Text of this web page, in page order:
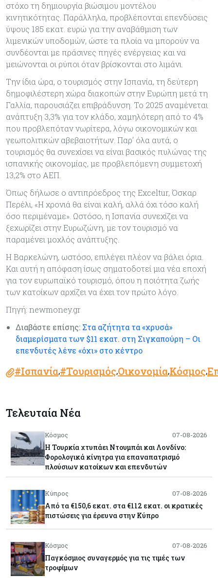
στόχο τη δημιουργία βιώσιμου μοντέλου
κινητικότητας. Παράλληλα, προβλέπονται επενδύσεις
ύψους 185 εκατ. ευρώ για την αναβάθμιση των
λιμενικών υποδομών, ώστε τα πλοία να μπορούν να
συνδέονται με πράσινες πηγές ενέργειας και να
μειώνονται οι ρύποι όταν βρίσκονται στο λιμάνι.
Την ίδια ώρα, ο τουρισμός στην Ισπανία, τη δεύτερη
δημοφιλέστερη χώρα διακοπών στην Ευρώπη μετά τη
Γαλλία, παρουσιάζει επιβράδυνση. Το 2025 αναμένεται
ανάπτυξη 3,3% για τον κλάδο, χαμηλότερη από το 4%
που προβλεπόταν νωρίτερα, λόγω οικονομικών και
γεωπολιτικών αβεβαιοτήτων. Παρ’ όλα αυτά, ο
τουρισμός θα συνεχίσει να είναι βασικός πυλώνας της
ισπανικής οικονομίας, με προβλεπόμενη συμμετοχή
13,2% στο ΑΕΠ.
Όπως δήλωσε ο αντιπρόεδρος της Exceltur, Όσκαρ
Περέλι, «Η χρονιά θα είναι καλή, αλλά όχι τόσο καλή
όσο περιμέναμε». Ωστόσο, η Ισπανία συνεχίζει να
ξεχωρίζει στην Ευρωζώνη, με τον τουρισμό να
παραμένει μοχλός ανάπτυξης.
Η Βαρκελώνη, ωστόσο, επιλέγει πλέον να βάλει όρια.
Και αυτή η απόφαση ίσως σηματοδοτεί μια νέα εποχή
για τον ευρωπαϊκό τουρισμό, όπου η ποιότητα ζωής
των κατοίκων αρχίζει να έχει τον πρώτο λόγο.
Πηγή: newmoney.gr
Διαβάστε επίσης: Στα αζήτητα τα «χρυσά»
διαμερίσματα των $11 εκατ. στη Σιγκαπούρη – Οι
επενδυτές λένε «όχι» στο κέντρο
#Ισπανία,#Τουρισμός,Οικονομία,Κόσμος,
Τελευταία Νέα
Κόσμος 07-08-2026
Η Τουρκία χτυπάει Ντουμπάι και Λονδίνο:
Φορολογικά κίνητρα για επαναπατρισμό
πλούσιων κατοίκων και επενδυτών
Κύπρος 07-08-2026
Από τα €150,6 εκατ. στα €112 εκατ. οι κρατικές
πιστώσεις για έρευνα στην Κύπρο
Κόσμος 07-08-2026
Παγκόσμιος συναγερμός για τις τιμές των
τροφίμων